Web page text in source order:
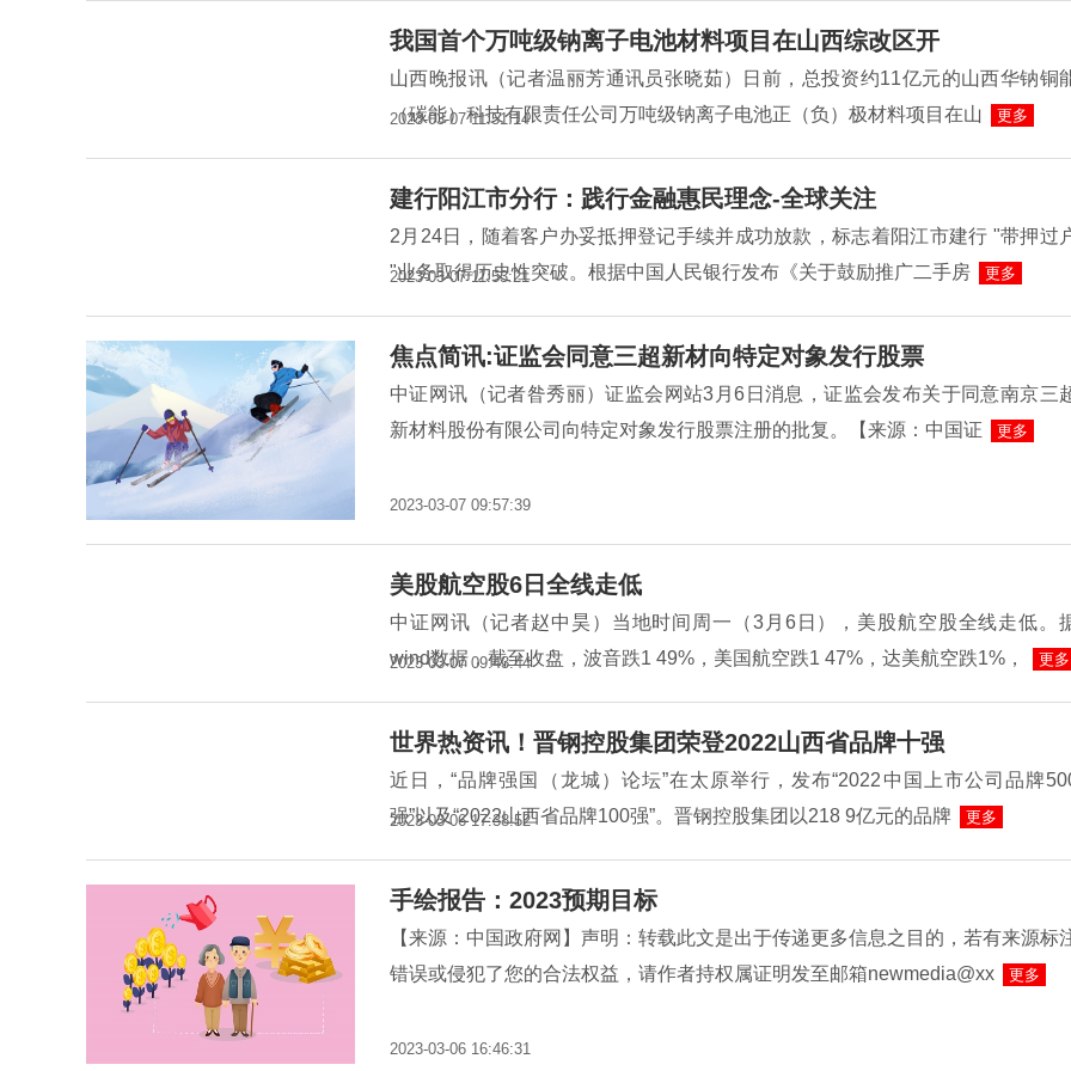
我国首个万吨级钠离子电池材料项目在山西综改区开
山西晚报讯（记者温丽芳通讯员张晓茹）日前，总投资约11亿元的山西华钠铜
（碳能）科技有限责任公司万吨级钠离子电池正（负）极材料项目在山
更多
2023-03-07 11:51:14
建行阳江市分行：践行金融惠民理念-全球关注
2月24日，随着客户办妥抵押登记手续并成功放款，标志着阳江市建行 "带押过
"业务取得历史性突破。根据中国人民银行发布《关于鼓励推广二手房
更多
2023-03-07 11:53:21
焦点简讯:证监会同意三超新材向特定对象发行股票
中证网讯（记者昝秀丽）证监会网站3月6日消息，证监会发布关于同意南京三
新材料股份有限公司向特定对象发行股票注册的批复。【来源：中国证
更多
2023-03-07 09:57:39
美股航空股6日全线走低
中证网讯（记者赵中昊）当地时间周一（3月6日），美股航空股全线走低。
wind数据，截至收盘，波音跌1 49%，美国航空跌1 47%，达美航空跌1%，
更多
2023-03-07 09:43:44
世界热资讯！晋钢控股集团荣登2022山西省品牌十强
近日，“品牌强国（龙城）论坛”在太原举行，发布“2022中国上市公司品牌
强”以及“2022山西省品牌100强”。晋钢控股集团以218 9亿元的品牌
更多
2023-03-06 17:38:52
手绘报告：2023预期目标
【来源：中国政府网】声明：转载此文是出于传递更多信息之目的，若有来源标
错误或侵犯了您的合法权益，请作者持权属证明发至邮箱newmedia@xx
更多
2023-03-06 16:46:31